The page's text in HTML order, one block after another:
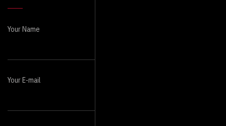
Your Name
Your E-mail